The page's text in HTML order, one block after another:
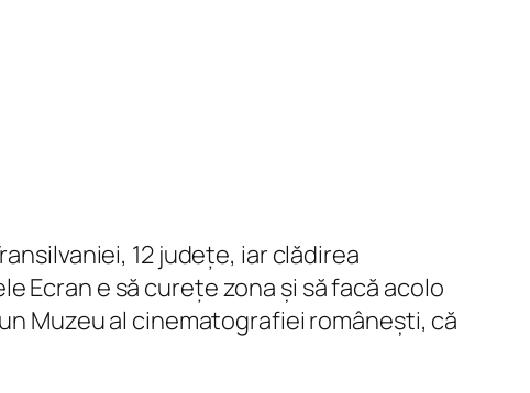
12 județe, iar clădirea
Ecran e să curețe zona și să facă acolo
Muzeu al cinematografiei românești, că